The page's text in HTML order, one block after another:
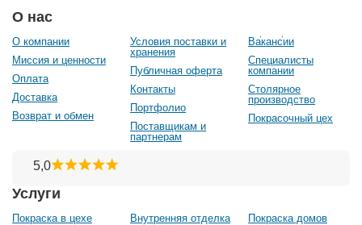
О нас
О компании
Миссия и ценности
Оплата
Доставка
Возврат и обмен
Условия поставки и
хранения
Публичная оферта
Контакты
Портфолио
Поставщикам и
партнерам
Вакансии
Специалисты
компании
Столярное
производство
Покрасочный цех
Услуги
Покраска в цехе
Внутренняя отделка
Покраска домов